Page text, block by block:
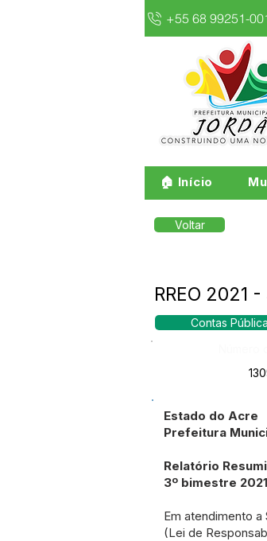
+55 68 99251-
🏠 Início
Voltar
RREO 2021
Contas
Estado do Acre
Prefeitura
Relatório
3º bimestre 2021
Em atendimento a
(Lei de